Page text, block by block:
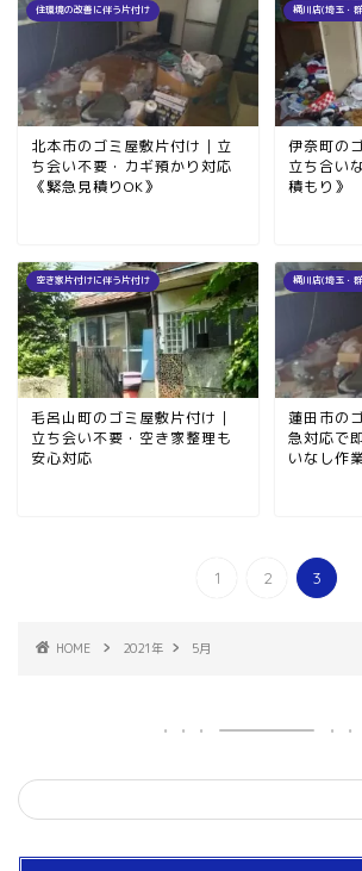
住環境の改善に伴う片付け
北本市のゴミ屋敷片付け｜立
ち会い不要・カギ預かり対応
《緊急見積りOK》
桶川店(埼玉・
伊奈町の
立ち合い
積もり》
空き家片付けに伴う片付け
毛呂山町のゴミ屋敷片付け｜
立ち会い不要・空き家整理も
安心対応
桶川店(埼玉・
蓮田市の
急対応で
いなし作
1 2 3
HOME 2021年 5月